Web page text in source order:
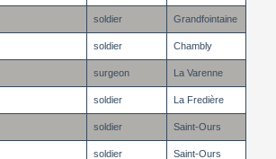
soldier Grandfointaine
soldier Chambly
surgeon La Varenne
soldier La Fredière
soldier Saint-Ours
soldier Saint-Ours